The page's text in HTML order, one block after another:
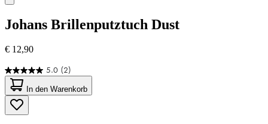
Johans Brillenputztuch Dust
€ 12,90
5.0 (2)
5.0
von
5
Sternen.
2
In den Warenkorb